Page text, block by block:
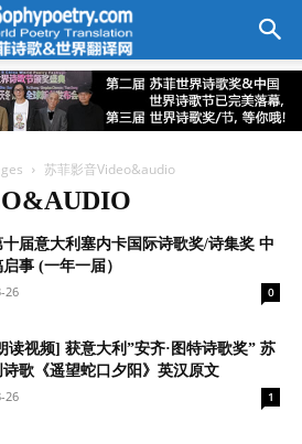
苏菲影音Video&audio
十届意大利塞内卡国际诗歌奖/诗集奖 中
事 (一年一届）
26
0
读视频] 获意大利”安齐·图特诗歌奖” 苏
歌《遥望蛇口夕阳》英汉原文
26
1